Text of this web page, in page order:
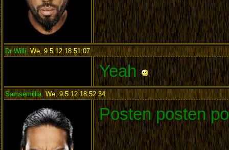
Dr Willi ,We, 9.5.12 18:51:07:
Yeah
Samsemillia We, 9.5.12 18:52:34:
Posten posten